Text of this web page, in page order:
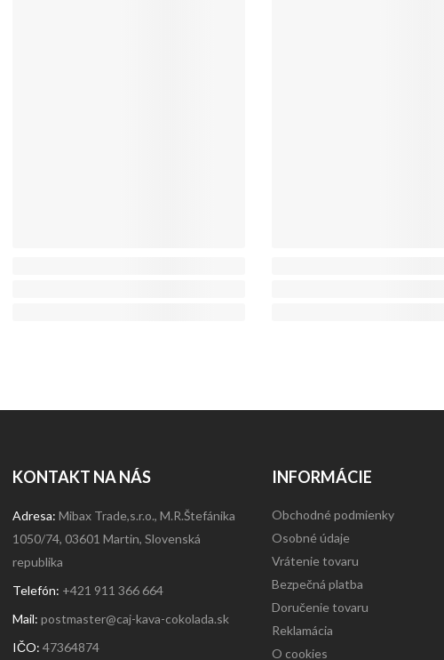
KONTAKT NA NÁS
Adresa: Mibax Trade,s.r.o., M.R.Štefánika
1050/74, 03601 Martin, Slovenská
republika
Telefón: +421 911 366 664
Mail: postmaster@caj-kava-cokolada.sk
IČO: 47364874
INFORMÁCIE
Obchodné podmienky
Osobné údaje
Vrátenie tovaru
Bezpečná platba
Doručenie tovaru
Reklamácia
O cookies